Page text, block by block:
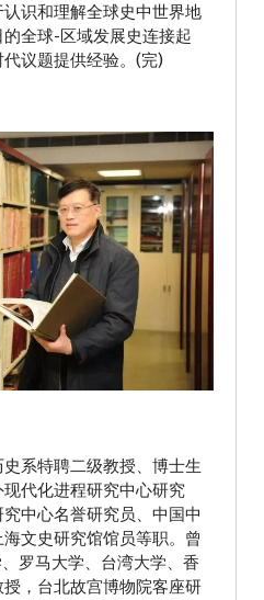
识和理解全球史中世界地
全球-区域发展史连接起
议题提供经验。(完)
系特聘二级教授、博士生
代化进程研究中心研究
中心名誉研究员、中国中
文史研究馆馆员等职。曾
罗马大学、台湾大学、香
，台北故宫博物院客座研